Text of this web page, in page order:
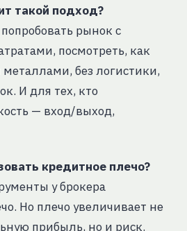
такой подход?
рынок с
посмотреть, как
металлами, без логистики,
И для тех, кто
— вход/выход,
кредитное плечо?
у брокера
Но плечо увеличивает не
прибыль, но и риск.